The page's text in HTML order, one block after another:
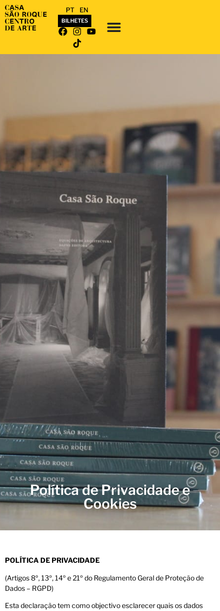
PT EN
BILHETES
Política de Privacidade e
Cookies
POLÍTICA DE PRIVACIDADE
(Artigos 8º, 13º, 14º e 21º do Regulamento Geral de Proteção de
Dados – RGPD)
Esta declaração tem como objectivo esclarecer quais os dados